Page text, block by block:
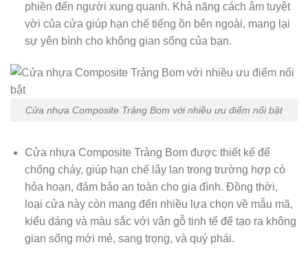
phiền đến người xung quanh. Khả năng cách âm tuyệt
vời của cửa giúp hạn chế tiếng ồn bên ngoài, mang lại
sự yên bình cho không gian sống của bạn.
Cửa nhựa Composite Trảng Bom với nhiều ưu điểm nổi bật
Cửa nhựa Composite Trảng Bom được thiết kế để
chống cháy, giúp hạn chế lây lan trong trường hợp có
hỏa hoạn, đảm bảo an toàn cho gia đình. Đồng thời,
loại cửa này còn mang đến nhiều lựa chọn về mẫu mã,
kiểu dáng và màu sắc với vân gỗ tinh tế để tạo ra không
gian sống mới mẻ, sang trọng, và quý phái.